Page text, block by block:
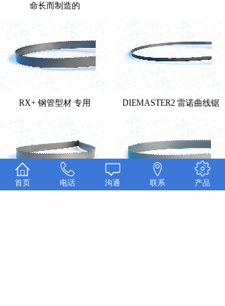
命长而制造的
RX+ 钢管型材 专用 DIEMASTER2 雷诺曲线锯
首页 电话 沟通 联系 产品